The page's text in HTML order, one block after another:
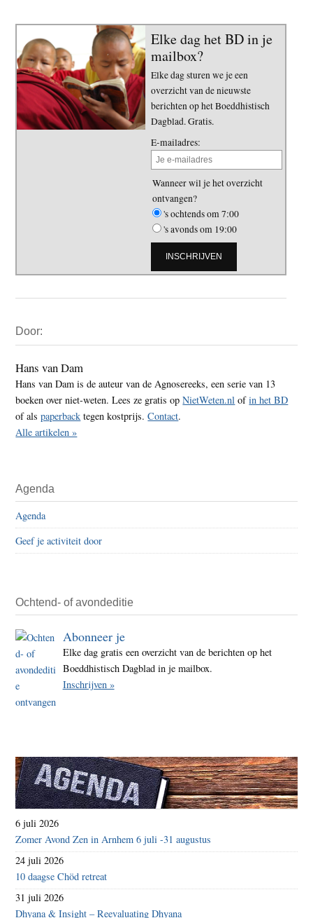
Elke dag het BD in je
mailbox?
Elke dag sturen we je een
overzicht van de nieuwste
berichten op het Boeddhistisch
Dagblad. Gratis.
E-mailadres:
Wanneer wil je het overzicht
ontvangen?
's ochtends om 7:00
's avonds om 19:00
Sidebar
Door:
Hans van Dam
Hans van Dam is de auteur van de Agnosereeks, een serie van 13
boeken over niet-weten. Lees ze gratis opNietWeten.nl ofin het BD
of alspaperback tegen kostprijs.Contact.
Alle artikelen »
Agenda
Agenda
Geef je activiteit door
Ochtend- of avondeditie
Abonneer je
Elke dag gratis een overzicht van de berichten op het
Boeddhistisch Dagblad in je mailbox.
Inschrijven »
6 juli 2026
Zomer Avond Zen in Arnhem 6 juli -31 augustus
24 juli 2026
10 daagse Chöd retreat
31 juli 2026
Dhyana & Insight – Reevaluating Dhyana